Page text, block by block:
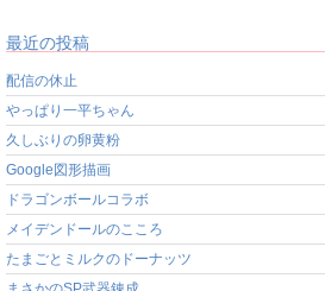
最近の投稿
配信の休止
やっぱり一平ちゃん
久しぶりの卵黄粉
Google図形描画
ドラゴンボールコラボ
メイデンドールのこころ
たまごとミルクのドーナッツ